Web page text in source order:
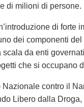
di milioni di persone.
di forte
dei componenti
da enti
che si occupano
contro il
Libero dalla